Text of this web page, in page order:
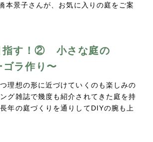
本景子さんが、お気に入りの庭をご案
指す！② 小さな庭の
ラ作り〜
理想の形に近づけていくのも楽しみの
グ雑誌で幾度も紹介されてきた庭を持
年の庭づくりを通りしてDIYの腕も上